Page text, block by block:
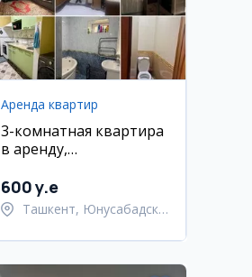
Аренда квартир
3-комнатная квартира
в аренду,
18 квартал
600 y.e
Ташкент, Юнусабадский